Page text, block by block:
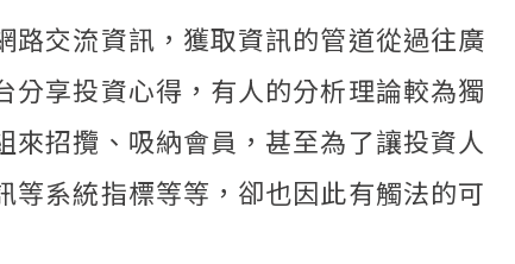
交流資訊，獲取資訊的管道從過往廣
享投資心得，有人的分析理論較為獨
招攬、吸納會員，甚至為了讓投資人
系統指標等等，卻也因此有觸法的可